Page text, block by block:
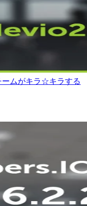
ームがキラ☆キラする